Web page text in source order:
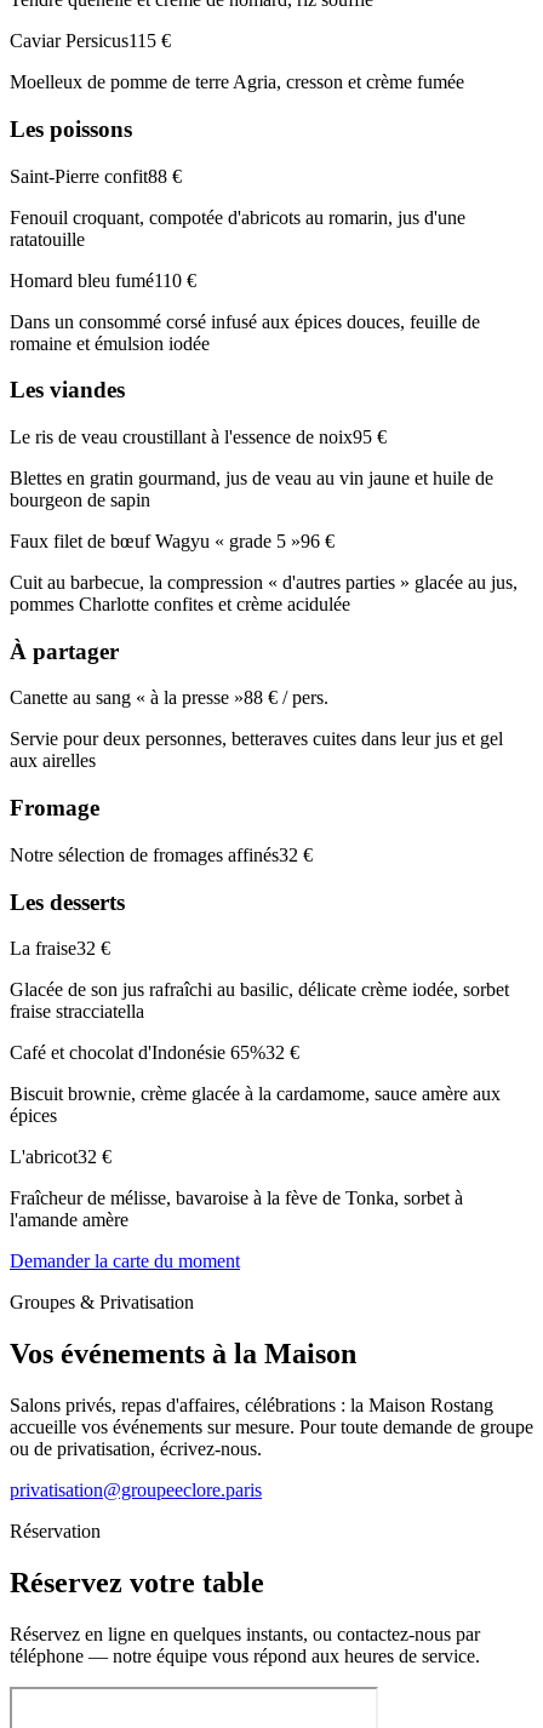
Caviar Persicus115 €
Moelleux de pomme de terre Agria, cresson et crème fumée
Les poissons
Saint-Pierre confit88 €
Fenouil croquant, compotée d'abricots au romarin, jus d'une
ratatouille
Homard bleu fumé110 €
Dans un consommé corsé infusé aux épices douces, feuille de
romaine et émulsion iodée
Les viandes
Le ris de veau croustillant à l'essence de noix95 €
Blettes en gratin gourmand, jus de veau au vin jaune et huile de
bourgeon de sapin
Faux filet de bœuf Wagyu « grade 5 »96 €
Cuit au barbecue, la compression « d'autres parties » glacée au jus,
pommes Charlotte confites et crème acidulée
À partager
Canette au sang « à la presse »88 € / pers.
Servie pour deux personnes, betteraves cuites dans leur jus et gel
aux airelles
Fromage
Notre sélection de fromages affinés32 €
Les desserts
La fraise32 €
Glacée de son jus rafraîchi au basilic, délicate crème iodée, sorbet
fraise stracciatella
Café et chocolat d'Indonésie 65%32 €
Biscuit brownie, crème glacée à la cardamome, sauce amère aux
épices
L'abricot32 €
Fraîcheur de mélisse, bavaroise à la fève de Tonka, sorbet à
l'amande amère
Demander la carte du moment
Groupes & Privatisation
Vos événements à la Maison
Salons privés, repas d'affaires, célébrations : la Maison Rostang
accueille vos événements sur mesure. Pour toute demande de groupe
ou de privatisation, écrivez-nous.
privatisation@groupeeclore.paris
Réservation
Réservez votre table
Réservez en ligne en quelques instants, ou contactez-nous par
téléphone — notre équipe vous répond aux heures de service.